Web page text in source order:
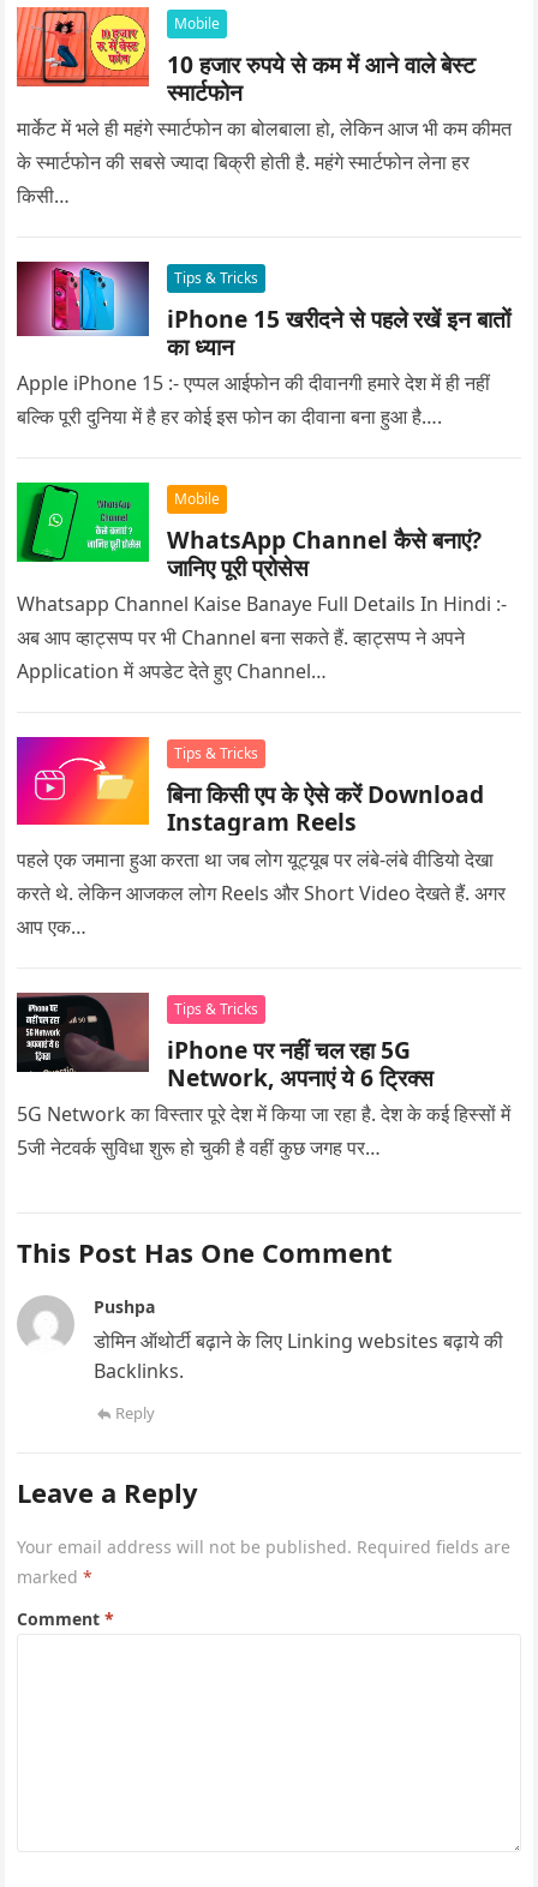
Mobile
10 हजार रुपये से कम में आने वाले बेस्ट
स्मार्टफोन
मार्केट में भले ही महंगे स्मार्टफोन का बोलबाला हो, लेकिन आज भी कम कीमत
के स्मार्टफोन की सबसे ज्यादा बिक्री होती है. महंगे स्मार्टफोन लेना हर
किसी…
Tips & Tricks
iPhone 15 खरीदने से पहले रखें इन बातों
का ध्यान
Apple iPhone 15 :- एप्पल आईफोन की दीवानगी हमारे देश में ही नहीं
बल्कि पूरी दुनिया में है हर कोई इस फोन का दीवाना बना हुआ है….
Mobile
WhatsApp Channel कैसे बनाएं?
जानिए पूरी प्रोसेस
Whatsapp Channel Kaise Banaye Full Details In Hindi :-
अब आप व्हाट्सप्प पर भी Channel बना सकते हैं. व्हाट्सप्प ने अपने
Application में अपडेट देते हुए Channel…
Tips & Tricks
बिना किसी एप के ऐसे करें Download
Instagram Reels
पहले एक जमाना हुआ करता था जब लोग यूट्यूब पर लंबे-लंबे वीडियो देखा
करते थे. लेकिन आजकल लोग Reels और Short Video देखते हैं. अगर
आप एक…
Tips & Tricks
iPhone पर नहीं चल रहा 5G
Network, अपनाएं ये 6 ट्रिक्स
5G Network का विस्तार पूरे देश में किया जा रहा है. देश के कई हिस्सों में
5जी नेटवर्क सुविधा शुरू हो चुकी है वहीं कुछ जगह पर…
This Post Has One Comment
Pushpa
डोमिन ऑथोर्टी बढ़ाने के लिए Linking websites बढ़ाये की
Backlinks.
Reply
Leave a Reply
Your email address will not be published. Required fields are
marked*
Comment*